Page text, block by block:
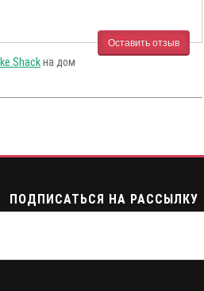
Оставить отзыв
Shackна дом
ПОДПИСАТЬСЯ НА РАССЫЛКУ